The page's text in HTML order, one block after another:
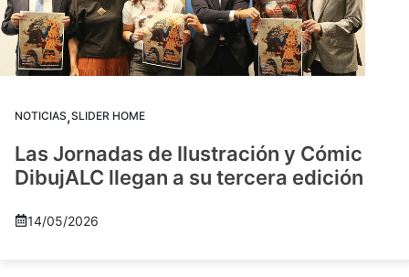
NOTICIAS,SLIDER HOME
Las Jornadas de Ilustración y Cómic
DibujALC llegan a su tercera edición
14/05/2026